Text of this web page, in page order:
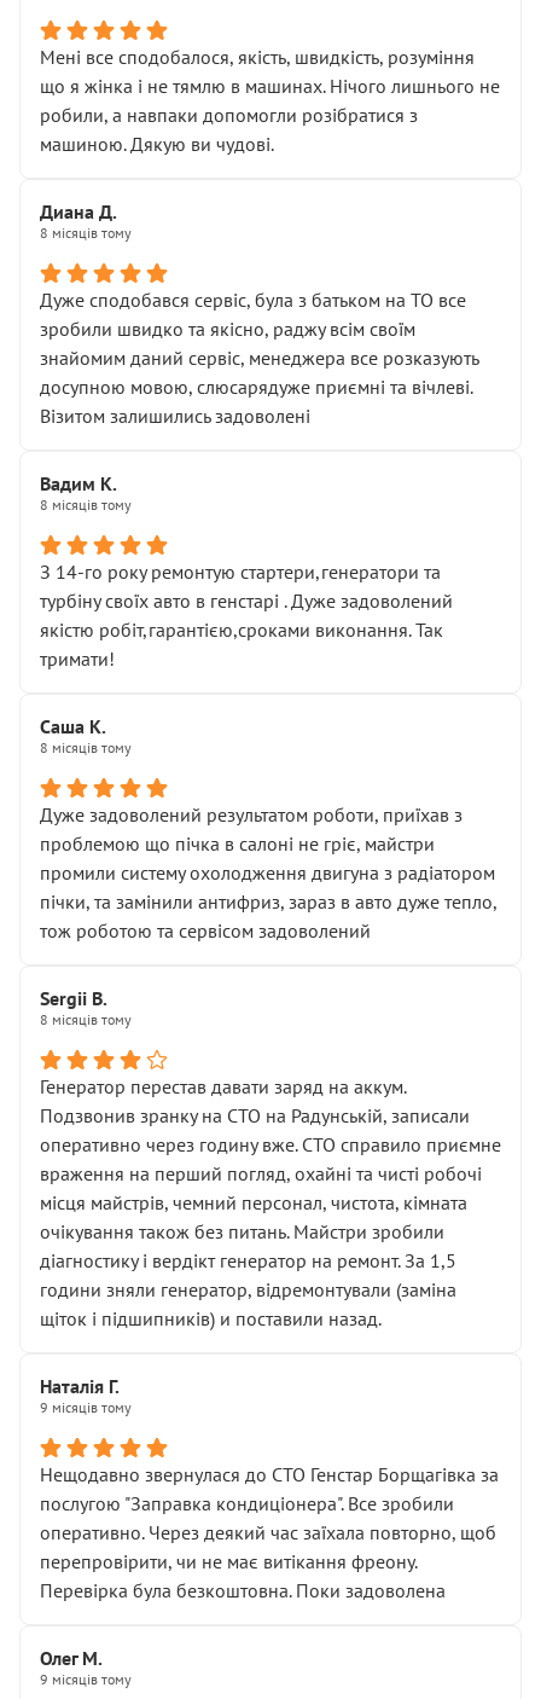
Мені все сподобалося, якість, швидкість, розуміння
що я жінка і не тямлю в машинах. Нічого лишнього не
робили, а навпаки допомогли розібратися з
машиною. Дякую ви чудові.
Диана Д.
8 місяців тому
Дуже сподобався сервіс, була з батьком на ТО все
зробили швидко та якісно, раджу всім своїм
знайомим даний сервіс, менеджера все розказують
досупною мовою, слюсарядуже приємні та вічлеві.
Візитом залишились задоволені
Вадим К.
8 місяців тому
З 14-го року ремонтую стартери,генератори та
турбіну своїх авто в генстарі . Дуже задоволений
якістю робіт,гарантією,сроками виконання. Так
тримати!
Саша К.
8 місяців тому
Дуже задоволений результатом роботи, приїхав з
проблемою що пічка в салоні не гріє, майстри
промили систему охолодження двигуна з радіатором
пічки, та замінили антифриз, зараз в авто дуже тепло,
тож роботою та сервісом задоволений
Sergii B.
8 місяців тому
Генератор перестав давати заряд на аккум.
Подзвонив зранку на СТО на Радунській, записали
оперативно через годину вже. СТО справило приємне
враження на перший погляд, охайні та чисті робочі
місця майстрів, чемний персонал, чистота, кімната
очікування також без питань. Майстри зробили
діагностику і вердікт генератор на ремонт. За 1,5
години зняли генератор, відремонтували (заміна
щіток і підшипників) и поставили назад.
Наталія Г.
9 місяців тому
Нещодавно звернулася до СТО Генстар Борщагівка за
послугою "Заправка кондиціонера". Все зробили
оперативно. Через деякий час заїхала повторно, щоб
перепровірити, чи не має витікання фреону.
Перевірка була безкоштовна. Поки задоволена
Олег М.
9 місяців тому